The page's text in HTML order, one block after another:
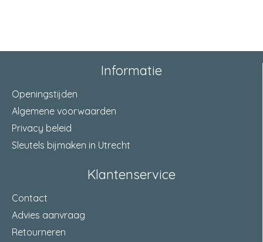
Informatie
Openingstijden
Algemene voorwaarden
Privacy beleid
Sleutels bijmaken in Utrecht
Klantenservice
Contact
Advies aanvraag
Retourneren